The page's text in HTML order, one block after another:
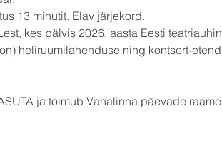
13 minutit. Elav järjekord.
kes pälvis 2026. aasta Eesti
heliruumilahenduse ning kontsert-
ja toimub Vanalinna päevade